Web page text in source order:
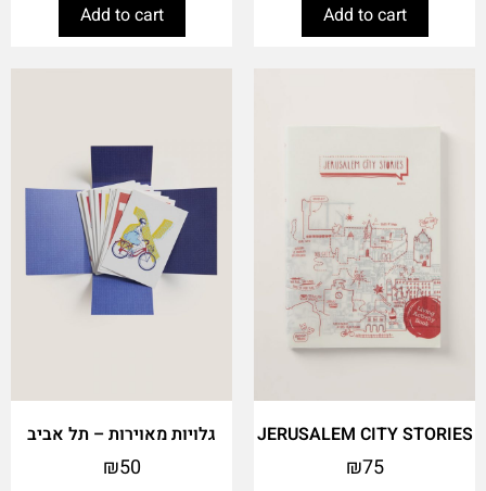
Add to cart
Add to cart
JERUSALEM CITY STORIES
₪75
גלויות מאוירות – תל אביב
₪50